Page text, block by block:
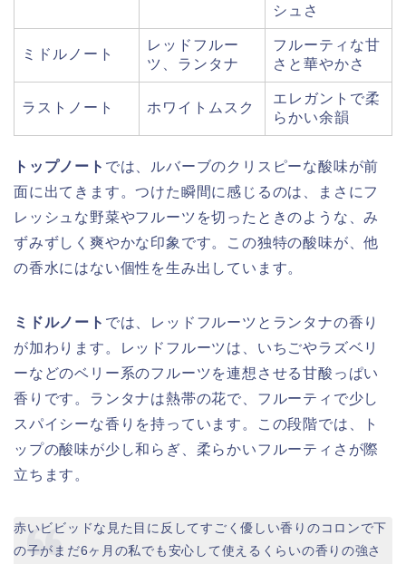
シュさ
ミドルノート
レッドフルー
ツ、ランタナ
フルーティな甘
さと華やかさ
ラストノート ホワイトムスク
エレガントで柔
らかい余韻
トップノート では、ルバーブのクリスピーな酸味が前
面に出てきます。つけた瞬間に感じるのは、まさにフ
レッシュな野菜やフルーツを切ったときのような、み
ずみずしく爽やかな印象です。この独特の酸味が、他
の香水にはない個性を生み出しています。
ミドルノート では、レッドフルーツとランタナの香り
が加わります。レッドフルーツは、いちごやラズベリ
ーなどのベリー系のフルーツを連想させる甘酸っぱい
香りです。ランタナは熱帯の花で、フルーティで少し
スパイシーな香りを持っています。この段階では、ト
ップの酸味が少し和らぎ、柔らかいフルーティさが際
立ちます。
赤いビビッドな見た目に反してすごく優しい香りのコロンで下
の子がまだ6ヶ月の私でも安心して使えるくらいの香りの強さ